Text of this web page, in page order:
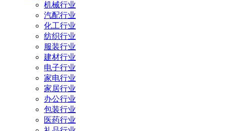
机械行业
汽配行业
化工行业
纺织行业
服装行业
建材行业
电子行业
家电行业
家居行业
办公行业
包装行业
医药行业